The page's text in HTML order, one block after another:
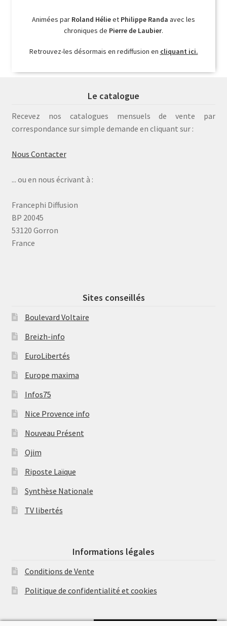
Animées par Roland Hélieet Philippe Randa avec les
chroniques de Pierre de Laubier.
Retrouvez-les désormais en rediffusion en cliquant ici.
Le catalogue
Recevez nos catalogues mensuels de vente par
correspondance sur simple demande en cliquant sur :
Nous Contacter
... ou en nous écrivant à :
Francephi Diffusion
BP 20045
53120 Gorron
France
Sites conseillés
Boulevard Voltaire
Breizh-info
EuroLibertés
Europe maxima
Infos75
Nice Provence info
Nouveau Présent
Ojim
Riposte Laïque
Synthèse Nationale
TV libertés
Informations légales
Conditions de Vente
Politique de confidentialité et cookies